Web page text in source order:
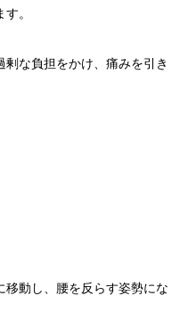
。
な負担をかけ、痛みを引き
移動し、腰を反らす姿勢にな